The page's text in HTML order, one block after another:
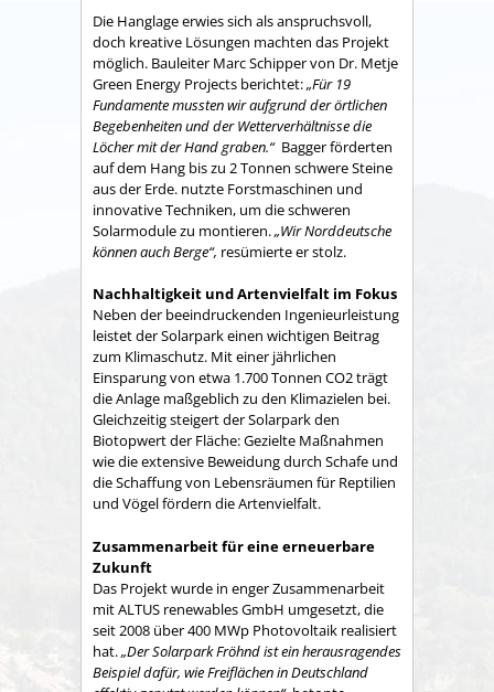
Die Hanglage erwies sich als anspruchsvoll,
doch kreative Lösungen machten das Projekt
möglich. Bauleiter Marc Schipper von Dr. Metje
Green Energy Projects berichtet:„Für 19
Fundamente mussten wir aufgrund der örtlichen
Begebenheiten und der Wetterverhältnisse die
Löcher mit der Hand graben.“ Bagger förderten
auf dem Hang bis zu 2 Tonnen schwere Steine
aus der Erde. nutzte Forstmaschinen und
innovative Techniken, um die schweren
Solarmodule zu montieren.„Wir Norddeutsche
können auch Berge“, resümierte er stolz.
Nachhaltigkeit und Artenvielfalt im Fokus
Neben der beeindruckenden Ingenieurleistung
leistet der Solarpark einen wichtigen Beitrag
zum Klimaschutz. Mit einer jährlichen
Einsparung von etwa 1.700 Tonnen CO2 trägt
die Anlage maßgeblich zu den Klimazielen bei.
Gleichzeitig steigert der Solarpark den
Biotopwert der Fläche: Gezielte Maßnahmen
wie die extensive Beweidung durch Schafe und
die Schaffung von Lebensräumen für Reptilien
und Vögel fördern die Artenvielfalt.
Zusammenarbeit für eine erneuerbare
Zukunft
Das Projekt wurde in enger Zusammenarbeit
mit ALTUS renewables GmbH umgesetzt, die
seit 2008 über 400 MWp Photovoltaik realisiert
hat.„Der Solarpark Fröhnd ist ein herausragendes
Beispiel dafür, wie Freiflächen in Deutschland